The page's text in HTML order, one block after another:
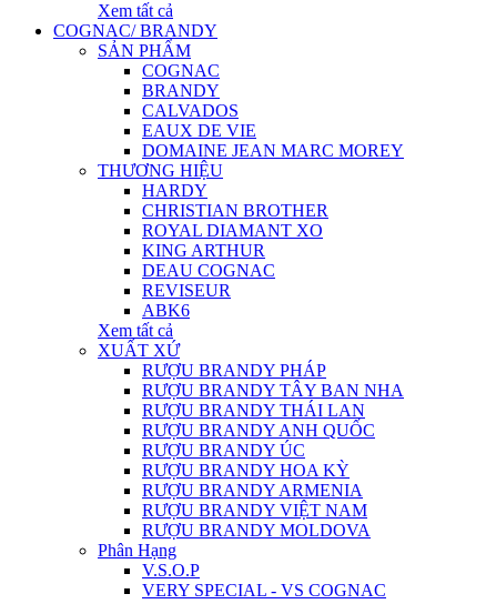
Xem tất cả
COGNAC/ BRANDY
SẢN PHẨM
COGNAC
BRANDY
CALVADOS
EAUX DE VIE
DOMAINE JEAN MARC MOREY
THƯƠNG HIỆU
HARDY
CHRISTIAN BROTHER
ROYAL DIAMANT XO
KING ARTHUR
DEAU COGNAC
REVISEUR
ABK6
Xem tất cả
XUẤT XỨ
RƯỢU BRANDY PHÁP
RƯỢU BRANDY TÂY BAN NHA
RƯỢU BRANDY THÁI LAN
RƯỢU BRANDY ANH QUỐC
RƯỢU BRANDY ÚC
RƯỢU BRANDY HOA KỲ
RƯỢU BRANDY ARMENIA
RƯỢU BRANDY VIỆT NAM
RƯỢU BRANDY MOLDOVA
Phân Hạng
V.S.O.P
VERY SPECIAL - VS COGNAC